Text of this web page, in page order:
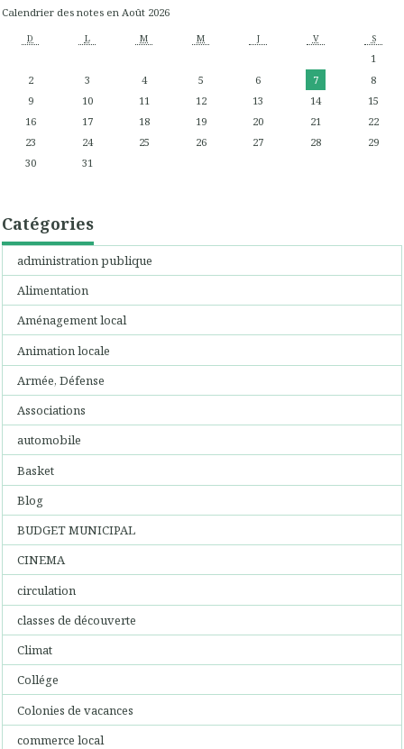
Calendrier des notes en Août 2026
D L M M J V S
1
2
3 4 5 6 7
8
9
10 11 12 13 14
15
16
17 18 19 20 21
22
23
24 25 26 27 28
29
30
31
Catégories
administration publique
Alimentation
Aménagement local
Animation locale
Armée, Défense
Associations
automobile
Basket
Blog
BUDGET MUNICIPAL
CINEMA
circulation
classes de découverte
Climat
Collége
Colonies de vacances
commerce local